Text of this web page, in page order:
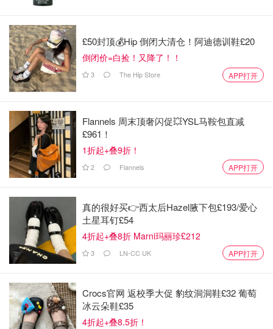
如果你喜欢我们的文章记得❤喜欢+⭐收藏+📣分享哦，也可
以加小编服务号（DMxQianDuoDuo）了解更多英国优质折
扣和攻略内容~
£50封顶💰Hip 倒闭大清仓！阿迪德训鞋£20
倒闭价=白捡！又降了！！
3 The Hip Store APP打开
Flannels 周末顶奢闪促💥YSL马鞍包直减
£961！
1折起+叠9折！
2 Flannels APP打开
真的很好买👉西太后Hazel腋下包£193/爱心
土星耳钉£54
4折起+叠8折 Marni玛丽珍£212
3 LN-CC UK APP打开
Crocs官网 返校季大促 豹纹洞洞鞋£32 葡萄
冰云朵鞋£35
4折起+叠8.5折！